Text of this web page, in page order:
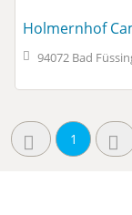
Holmernhof
94072 Bad
1